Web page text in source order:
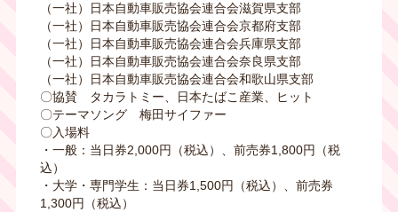
（一社）日本自動車販売協会連合会滋賀県支部
（一社）日本自動車販売協会連合会京都府支部
（一社）日本自動車販売協会連合会兵庫県支部
（一社）日本自動車販売協会連合会奈良県支部
（一社）日本自動車販売協会連合会和歌山県支部
〇協賛 タカラトミー、日本たばこ産業、ヒット
〇テーマソング 梅田サイファー
〇入場料
・一般：当日券2,000円（税込）、前売券1,800円（税
込）
・大学・専門学生：当日券1,500円（税込）、前売券
1,300円（税込）